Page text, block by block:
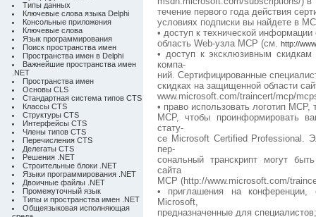
Типы данных
Ключевые слова языка Delphi
Консольные приложения
Ключевые слова
Язык программирования
Поиск пространства имен
Пространства имен в Delphi
Важнейшие пространства имен
.NET
Пространства имен
Основы CLS
Стандартная система типов CTS
Классы CTS
Структуры CTS
Интерфейсы CTS
Члены типов CTS
Перечисления CTS
Делегаты CTS
Решения .NET
Строительные блоки .NET
Языки программирования .NET
Двоичные файлы .NET
Промежуточный язык
Типы и пространства имен .NET
Общеязыковая исполняющая
течение первого года действия
условиях подписки вы найдете в
• доступ к технической
область Web-узла МСР (см. http://
• доступ к эксклюзивным
компа-
ний. Сертифицированные
скидках на защищенной области
www.microsoft.com/traincert/mcp/
• право использовать логотип МСР,
МСР, чтобы проинформировать
стату-
се Microsoft Certified Professional.
пер-
сональный транскрипт могут
сайта
МСР (http://www.microsoft.com/
• приглашения на конференции,
Microsoft,
предназначенные для специалистов;